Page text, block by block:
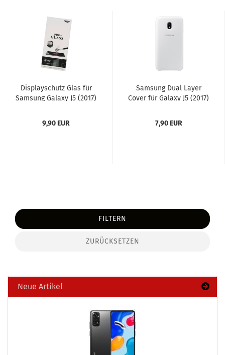
Dis­play­schutz Glas für
Sam­sung Ga­la­xy J5 (2017)
9,90 EUR
Sam­sung Dual Layer
Cover für Ga­la­xy J5 (2017)
7,90 EUR
FILTERN
ZURÜCKSETZEN
Neue Artikel